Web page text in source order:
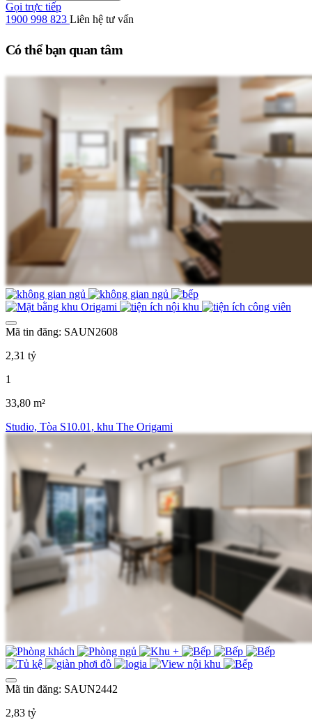
Gọi trực tiếp
1900 998 823 Liên hệ tư vấn
Có thể bạn quan tâm
Mã tin đăng: SAUN2608
2,31 tỷ
1
33,80 m²
Studio, Tòa S10.01, khu The Origami
Mã tin đăng: SAUN2442
2,83 tỷ